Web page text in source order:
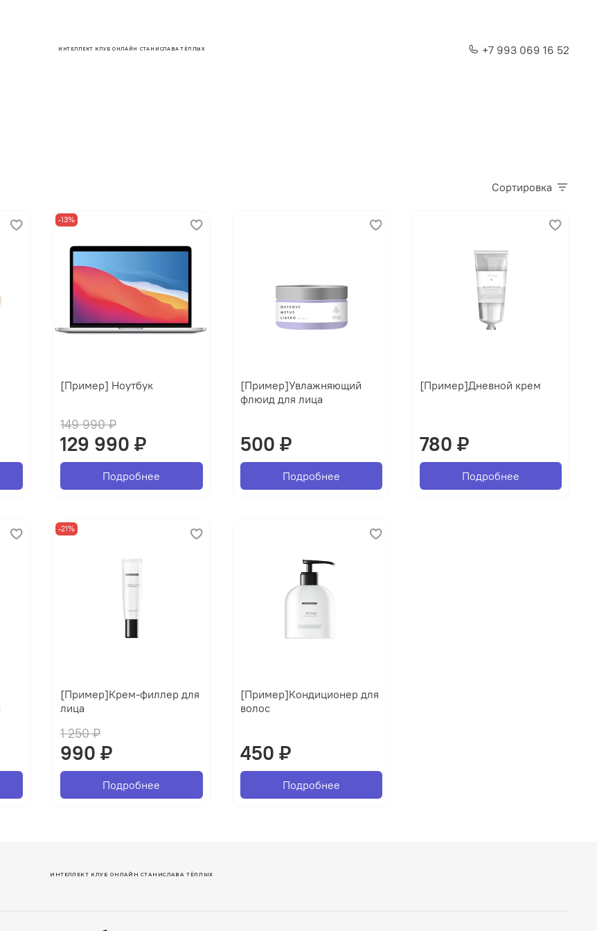
ИНТЕЛЛЕКТ КЛУБ ОНЛАЙН СТАНИСЛАВА ТЁПЛЫХ +7 993 069 16 52
Сортировка
-13%
[Пример] Ноутбук
149 990 ₽
129 990 ₽
Подробнее
[Пример]Увлажняющий
флюид для лица
500 ₽
Подробнее
[Пример]Дневной крем
780 ₽
Подробнее
-21%
[Пример]Крем-филлер для
лица
1 250 ₽
990 ₽
Подробнее
[Пример]Кондиционер для
волос
450 ₽
Подробнее
ИНТЕЛЛЕКТ КЛУБ ОНЛАЙН СТАНИСЛАВА ТЁПЛЫХ